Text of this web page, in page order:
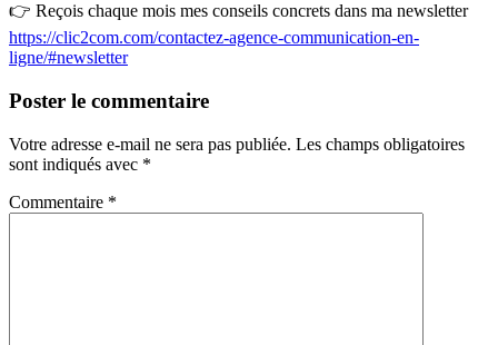
👉 Reçois chaque mois mes conseils concrets dans ma newsletter
https://clic2com.com/contactez-agence-communication-en-
ligne/#newsletter
Poster le commentaire
Votre adresse e-mail ne sera pas publiée. Les champs obligatoires
sont indiqués avec *
Commentaire *